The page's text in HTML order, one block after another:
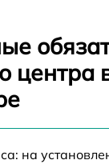
центра
на